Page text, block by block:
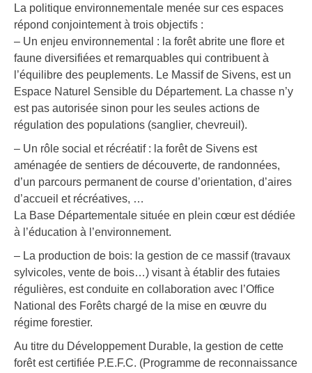
La politique environnementale menée sur ces espaces
répond conjointement à trois objectifs :
– Un enjeu environnemental : la forêt abrite une flore et
faune diversifiées et remarquables qui contribuent à
l’équilibre des peuplements. Le Massif de Sivens, est un
Espace Naturel Sensible du Département. La chasse n’y
est pas autorisée sinon pour les seules actions de
régulation des populations (sanglier, chevreuil).
– Un rôle social et récréatif : la forêt de Sivens est
aménagée de sentiers de découverte, de randonnées,
d’un parcours permanent de course d’orientation, d’aires
d’accueil et récréatives, …
La Base Départementale située en plein cœur est dédiée
à l’éducation à l’environnement.
– La production de bois: la gestion de ce massif (travaux
sylvicoles, vente de bois…) visant à établir des futaies
régulières, est conduite en collaboration avec l’Office
National des Forêts chargé de la mise en œuvre du
régime forestier.
Au titre du Développement Durable, la gestion de cette
forêt est certifiée P.E.F.C. (Programme de reconnaissance